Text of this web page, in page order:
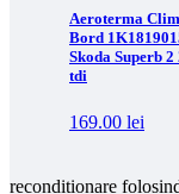
Aeroterma
Bord
Skoda Superb 2
tdi
169.00 lei
reconditionare